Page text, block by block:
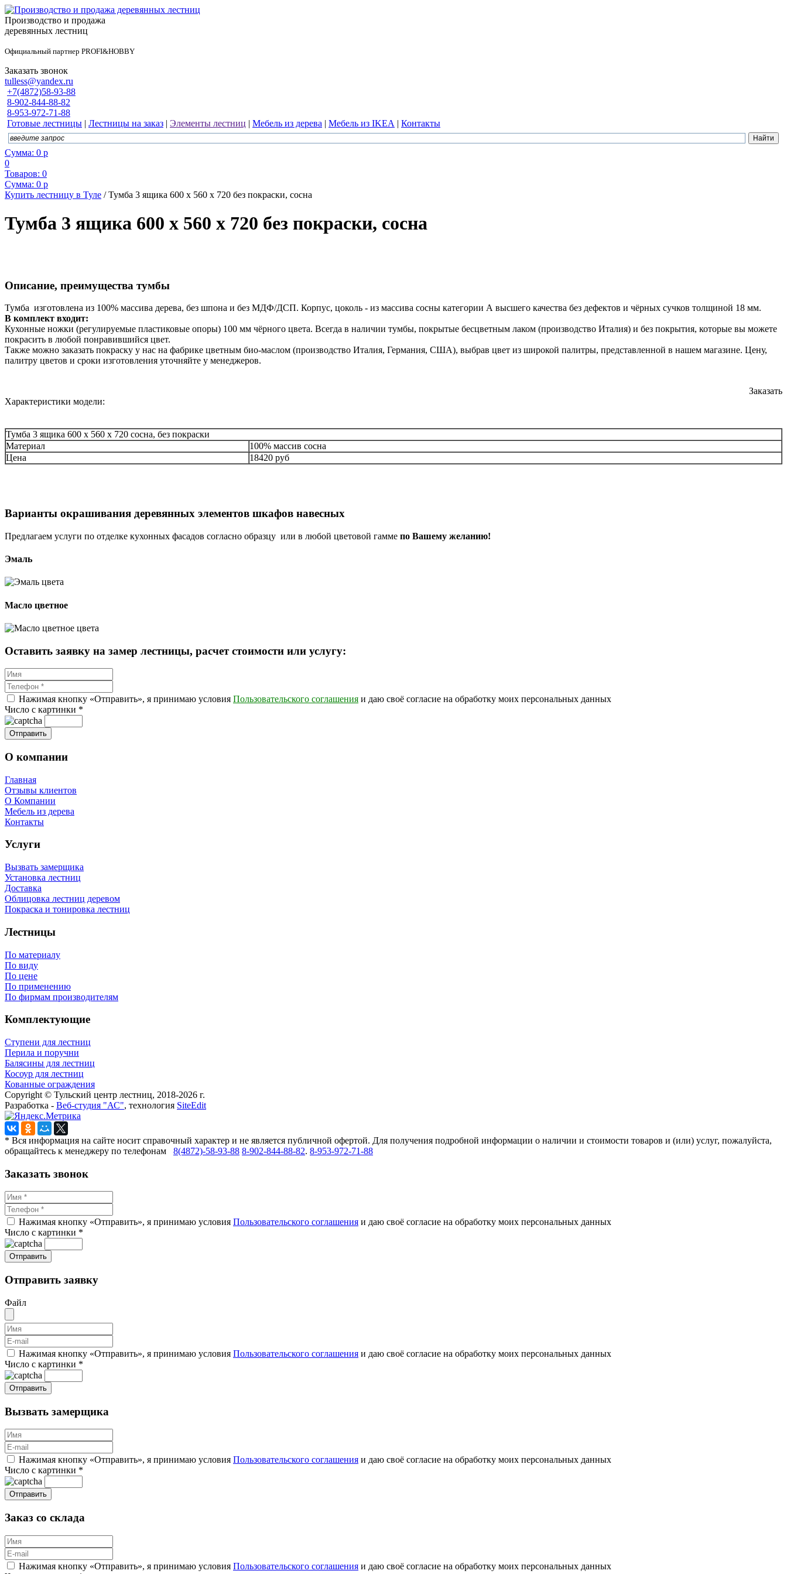
Производство и продажа
деревянных лестниц
Официальный партнер PROFI&HOBBY
Заказать звонок
tulless@yandex.ru
+7(4872)58-93-88
8-902-844-88-82
8-953-972-71-88
Готовые лестницы | Лестницы на заказ | Элементы лестниц | Мебель из дерева | Мебель из IKEA | Контакты
Сумма: 0 р
0
Товаров: 0
Сумма: 0 р
Купить лестницу в Туле / Тумба 3 ящика 600 х 560 х 720 без покраски, сосна
Тумба 3 ящика 600 х 560 х 720 без покраски, сосна
Описание, преимущества тумбы
Тумба изготовлена из 100% массива дерева, без шпона и без МДФ/ДСП. Корпус, цоколь - из массива сосны категории А высшего качества без дефектов и чёрных сучков толщиной 18 мм.
В комплект входит:
Кухонные ножки (регулируемые пластиковые опоры) 100 мм чёрного цвета. Всегда в наличии тумбы, покрытые бесцветным лаком (производство Италия) и без покрытия, которые вы можете
покрасить в любой понравившийся цвет.
Также можно заказать покраску у нас на фабрике цветным био-маслом (производство Италия, Германия, США), выбрав цвет из широкой палитры, представленной в нашем магазине. Цену,
палитру цветов и сроки изготовления уточняйте у менеджеров.
Заказать
Характеристики модели:
Тумба 3 ящика 600 х 560 х 720 сосна, без покраски
Материал
100% массив сосна
Цена
18420 руб
Варианты окрашивания деревянных элементов шкафов навесных
Предлагаем услуги по отделке кухонных фасадов согласно образцу или в любой цветовой гамме по Вашему желанию!
Эмаль
Масло цветное
Оставить заявку на замер лестницы, расчет стоимости или услугу:
Нажимая кнопку «Отправить», я принимаю условия Пользовательского соглашения и даю своё согласие на обработку моих персональных данных
Число с картинки *
О компании
Главная
Отзывы клиентов
О Компании
Мебель из дерева
Контакты
Услуги
Вызвать замерщика
Установка лестниц
Доставка
Облицовка лестниц деревом
Покраска и тонировка лестниц
Лестницы
По материалу
По виду
По цене
По применению
По фирмам производителям
Комплектующие
Ступени для лестниц
Перила и поручни
Балясины для лестниц
Косоур для лестниц
Кованные ограждения
Copyright © Тульский центр лестниц, 2018-2026 г.
Разработка - Веб-студия "АС", технология SiteEdit
* Вся информация на сайте носит справочный характер и не является публичной офертой. Для получения подробной информации о наличии и стоимости товаров и (или) услуг, пожалуйста,
обращайтесь к менеджеру по телефонам 8(4872)-58-93-88 8-902-844-88-82. 8-953-972-71-88
Заказать звонок
Нажимая кнопку «Отправить», я принимаю условия Пользовательского соглашения и даю своё согласие на обработку моих персональных данных
Число с картинки *
Отправить заявку
Файл
Нажимая кнопку «Отправить», я принимаю условия Пользовательского соглашения и даю своё согласие на обработку моих персональных данных
Число с картинки *
Вызвать замерщика
Нажимая кнопку «Отправить», я принимаю условия Пользовательского соглашения и даю своё согласие на обработку моих персональных данных
Число с картинки *
Заказ со склада
Нажимая кнопку «Отправить», я принимаю условия Пользовательского соглашения и даю своё согласие на обработку моих персональных данных